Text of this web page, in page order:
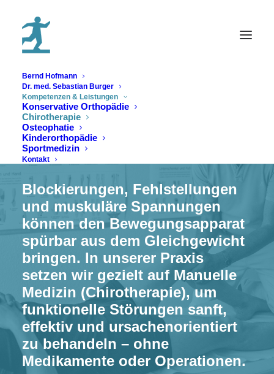
Bernd Hofmann
Dr. med. Sebastian Burger
Kompetenzen & Leistungen
Konservative Orthopädie
Chirotherapie
Osteophatie
Kinderorthopädie
Sportmedizin
Kontakt
Chirotherapie
Blockierungen, Fehlstellungen
und muskuläre Spannungen
können den Bewegungsapparat
spürbar aus dem Gleichgewicht
bringen. In unserer Praxis
setzen wir gezielt auf Manuelle
Medizin (Chirotherapie), um
funktionelle Störungen sanft,
effektiv und ursachenorientiert
zu behandeln – ohne
Medikamente oder Operationen.